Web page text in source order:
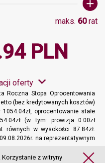
maks. 60rat
PLN
oferty
Roczna Stopa Oprocentowania
(bez kredytowanych kosztów)
oprocentowanie stałe
(w tym: prowizja 0.00zł
równych w wysokości 87.84zł.
na reprezentatywnym
Więcej informacji
z witryny